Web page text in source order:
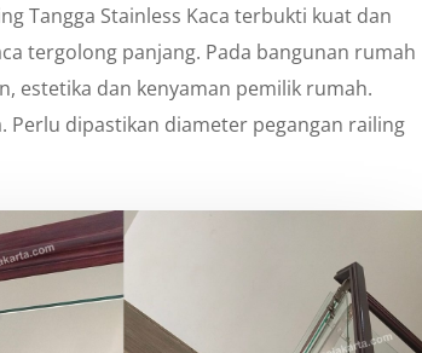
Tangga Stainless Kaca terbukti kuat dan
tergolong panjang. Pada bangunan rumah
estetika dan kenyaman pemilik rumah.
Perlu dipastikan diameter pegangan railing